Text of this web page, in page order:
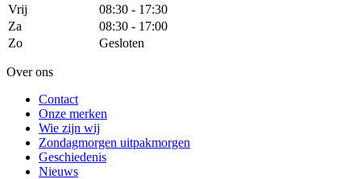
Vrij
08:30 - 17:30
Za
08:30 - 17:00
Zo
Gesloten
Over ons
Contact
Onze merken
Wie zijn wij
Zondagmorgen uitpakmorgen
Geschiedenis
Nieuws